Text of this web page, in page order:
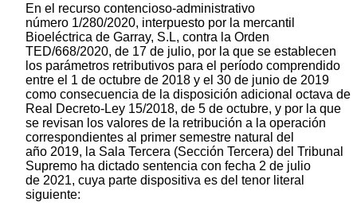
En el recurso contencioso-administrativo
número 1/280/2020, interpuesto por la mercantil
Bioeléctrica de Garray, S.L, contra la Orden
TED/668/2020, de 17 de julio, por la que se establecen
los parámetros retributivos para el período comprendido
entre el 1 de octubre de 2018 y el 30 de junio de 2019
como consecuencia de la disposición adicional octava de
Real Decreto-Ley 15/2018, de 5 de octubre, y por la que
se revisan los valores de la retribución a la operación
correspondientes al primer semestre natural del
año 2019, la Sala Tercera (Sección Tercera) del Tribunal
Supremo ha dictado sentencia con fecha 2 de julio
de 2021, cuya parte dispositiva es del tenor literal
siguiente: